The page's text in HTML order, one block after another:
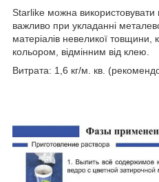
Starlike можна
важливо при укладанні
матеріалів невеликої товщини,
кольором, відмінним від клею.
Витрата: 1,6 кг/м. кв.